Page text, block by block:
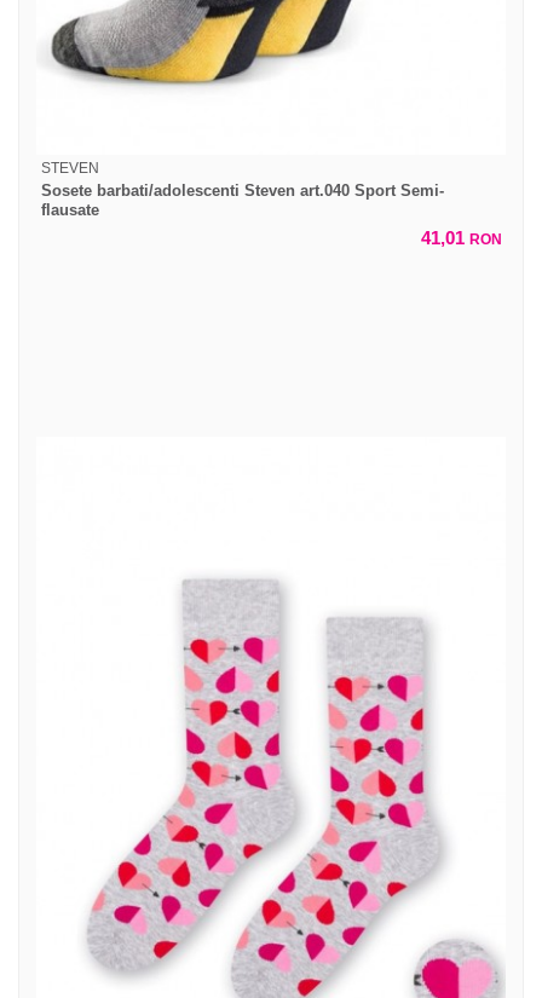
STEVEN
Sosete barbati/adolescenti Steven art.040 Sport Semi-
flausate
41,01 RON